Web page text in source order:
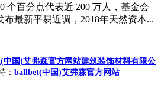
个百分点代表近 200 万人，基金会
布最新平易近调，2018年天然资本...
中国)艾弗森官方网站建筑装饰材料有限公
： ballbet(中国)艾弗森官方网站